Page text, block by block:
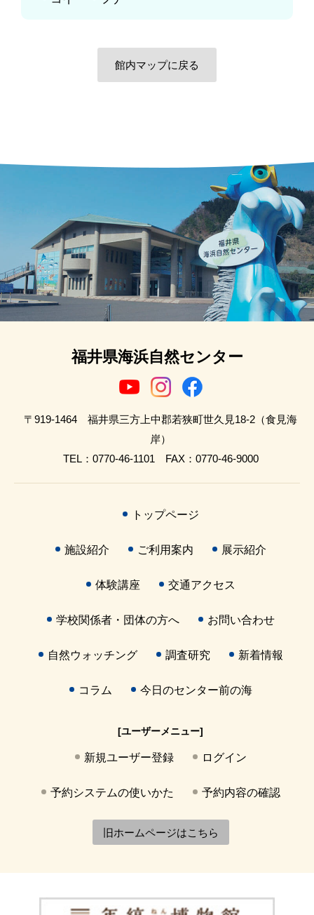
館内マップに戻る
福井県海浜自然センター
〒919-1464 福井県三方上中郡若狭町世久見18-2（食見海
岸）
TEL：0770-46-1101 FAX：0770-46-9000
トップページ
施設紹介 ご利用案内 展示紹介
体験講座 交通アクセス
学校関係者・団体の方へ お問い合わせ
自然ウォッチング 調査研究 新着情報
コラム 今日のセンター前の海
[ユーザーメニュー]
新規ユーザー登録 ログイン
予約システムの使いかた 予約内容の確認
旧ホームページはこちら